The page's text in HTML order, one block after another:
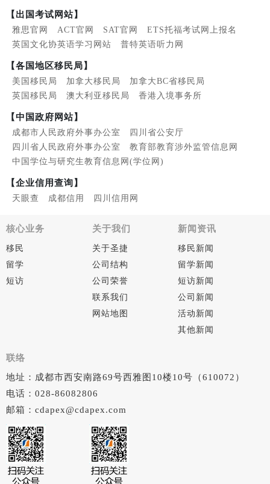
【出国考试网站】
雅思官网 ACT官网 SAT官网
ETS托福考试网上报名
英国文化协英语学习网站
普特英语听力网
【各国地区移民局】
美国移民局 加拿大移民局
加拿大BC省移民局
英国移民局
澳大利亚移民局 香港入境事务所
【中国政府网站】
成都市人民政府外事办公室
四川省公安厅
四川省人民政府外事办公室
教育部教育涉外监管信息网
中国学位与研究生教育信息网(学位网)
【企业信用查询】
天眼查 成都信用 四川信用网
核心业务
移民
留学
短访
关于我们
关于圣捷
公司结构
公司荣誉
联系我们
网站地图
新闻资讯
移民新闻
留学新闻
短访新闻
公司新闻
活动新闻
其他新闻
联络
地址：成都市西安南路69号西雅图10楼10号（610072）
电话：028-86082806
邮箱：cdapex@cdapex.com